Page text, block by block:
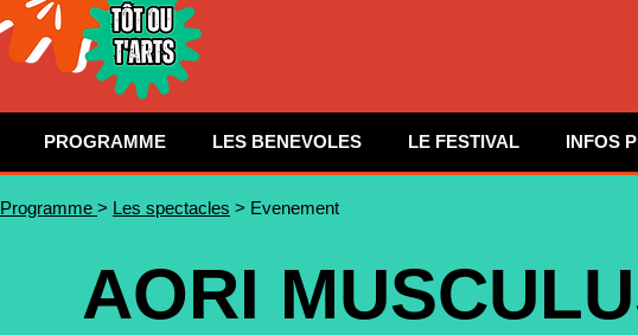
PROGRAMME LES BENEVOLES LE FESTIVAL INFOS
AORI
Programme > Les spectacles > Evenement